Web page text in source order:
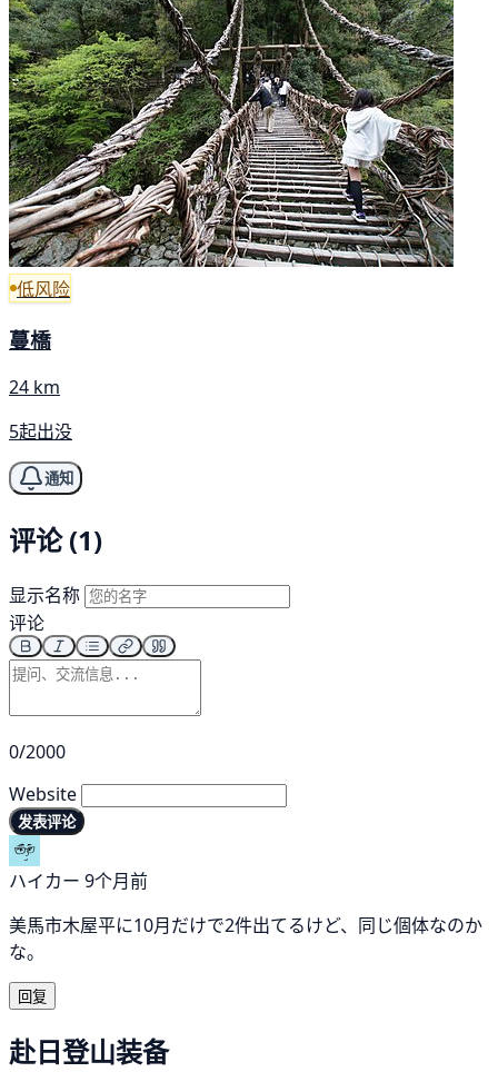
低风险
蔓橋
24 km
5起出没
通知
评论 (1)
显示名称
评论
0/2000
Website
发表评论
ハイカー 9个月前
美馬市木屋平に10月だけで2件出てるけど、同じ個体なのか
な。
回复
赴日登山装备